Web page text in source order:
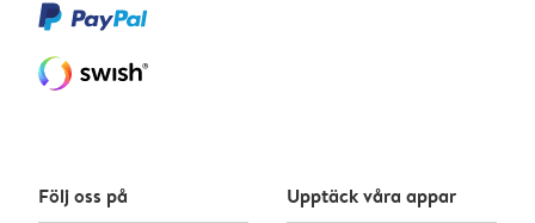
Följ oss på Upptäck våra appar